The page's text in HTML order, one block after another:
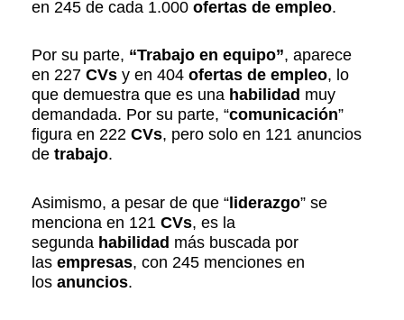
en 245 de cada 1.000 ofertas de empleo.
Por su parte, “Trabajo en equipo”, aparece
en 227 CVs y en 404 ofertas de empleo, lo
que demuestra que es una habilidad muy
demandada. Por su parte, “comunicación”
figura en 222 CVs, pero solo en 121 anuncios
de trabajo.
Asimismo, a pesar de que “liderazgo” se
menciona en 121 CVs, es la
segunda habilidad más buscada por
las empresas, con 245 menciones en
los anuncios.